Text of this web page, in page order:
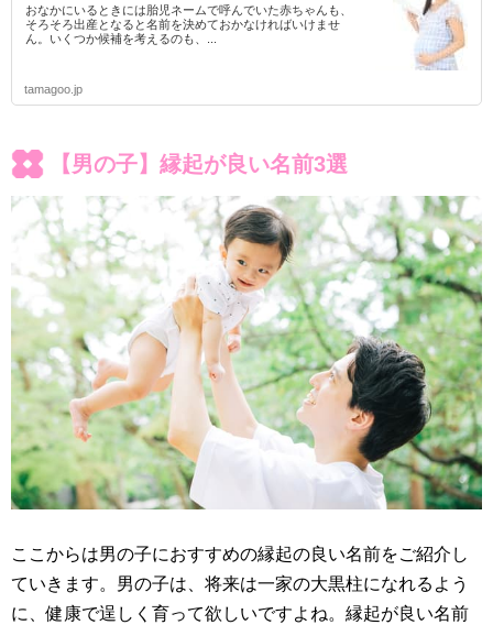
おなかにいるときには胎児ネームで呼んでいた赤ちゃんも、
そろそろ出産となると名前を決めておかなければいけませ
ん。いくつか候補を考えるのも、...
tamagoo.jp
【男の子】縁起が良い名前3選
ここからは男の子におすすめの縁起の良い名前をご紹介し
ていきます。男の子は、将来は一家の大黒柱になれるよう
に、健康で逞しく育って欲しいですよね。縁起が良い名前